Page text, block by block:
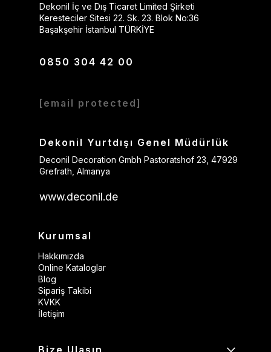
Dekonil İç ve Dış Ticaret Limited Şirketi
Keresteciler Sitesi 22. Sk. 23. Blok No:36
Başakşehir İstanbul TÜRKİYE
0850 304 42 00
[email protected]
Dekonil Yurtdışı Genel Müdürlük
Deconil Decoration Gmbh Pastoratshof 23, 47929
Grefrath, Almanya
www.deconil.de
Kurumsal
Hakkımızda
Online Kataloglar
Blog
Sipariş Takibi
KVKK
İletişim
Bize Ulaşın